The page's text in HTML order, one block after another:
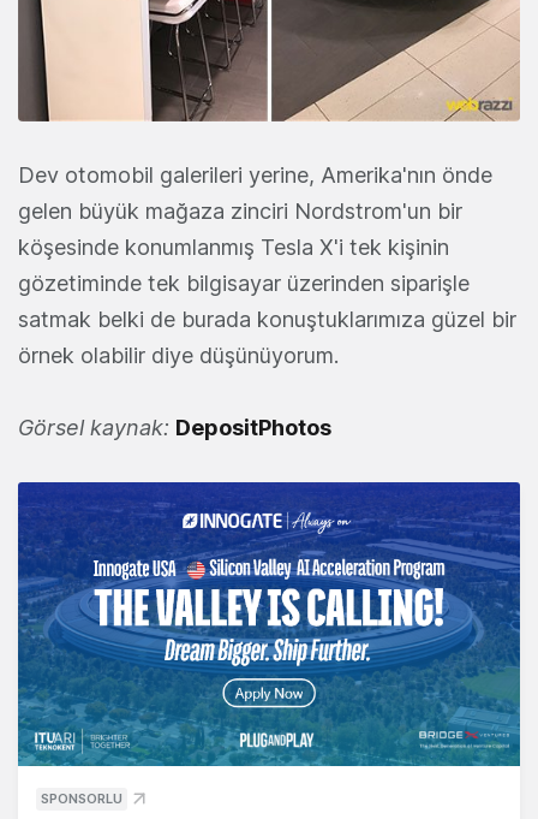
Dev otomobil galerileri yerine, Amerika'nın önde
gelen büyük mağaza zinciri Nordstrom'un bir
köşesinde konumlanmış Tesla X'i tek kişinin
gözetiminde tek bilgisayar üzerinden siparişle
satmak belki de burada konuştuklarımıza güzel bir
örnek olabilir diye düşünüyorum.
Görsel kaynak: DepositPhotos
SPONSORLU